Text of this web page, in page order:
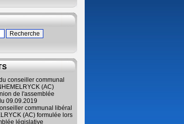
conseiller communal
(AC)
de l'assemblée
09.09.2019
communal libéral
(AC) formulée lors
législative